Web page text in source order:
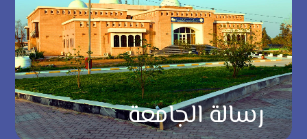
رسالة الجامعة